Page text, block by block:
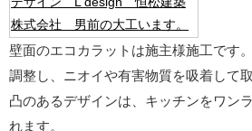
壁面のエコカラットは施主様施工です
調整し、ニオイや有害物質を吸着して
凸のあるデザインは、キッチンをワン
れます。